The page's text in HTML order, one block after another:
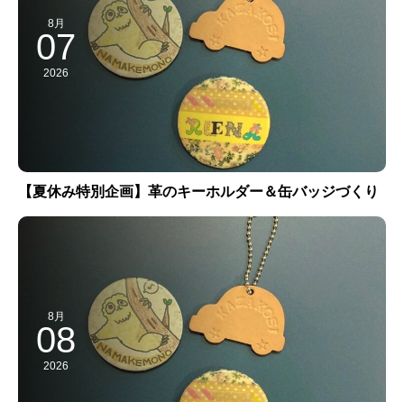
8月
07
2026
【夏休み特別企画】革のキーホルダー＆缶バッジづくり
8月
08
2026